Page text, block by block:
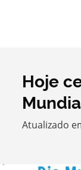
Termo de
Hoje
Atualizado